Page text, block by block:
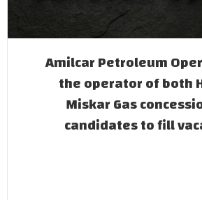
Amilcar Petroleum
the operator of both
Miskar Gas
candidates to fill